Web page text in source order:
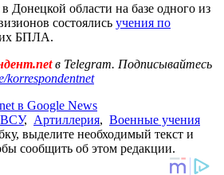
Донецкой области на базе одного из
состоялись учения по
БПЛА.
в Telegram. Подписывайтесь
korrespondentnet
в Google News
ВСУ, Артиллерия, Военные учения
выделите необходимый текст и
сообщить об этом редакции.